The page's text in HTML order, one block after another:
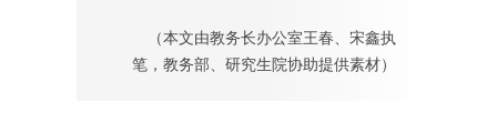
（本文由教务长办公室王春、宋鑫执
笔，教务部、研究生院协助提供素材）